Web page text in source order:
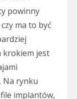
powinny
ma to być
krokiem jest
Na rynku
implantów,